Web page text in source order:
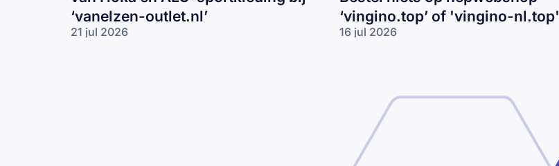
‘vanelzen-outlet.nl’
21 jul 2026
‘vingino.top’ of 'vingino-nl.top'
16 jul 2026
nepwebshop
‘vingino.top’
of 'vingino-
nl.top'